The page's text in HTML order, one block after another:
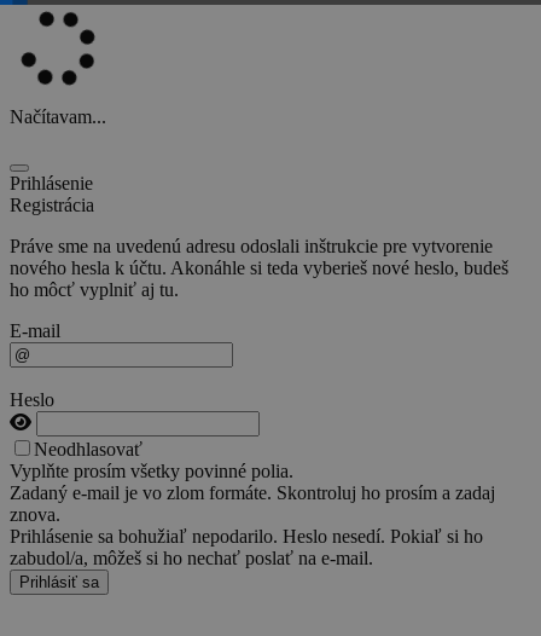
Načítavam...
Prihlásenie
Registrácia
Práve sme na uvedenú adresu odoslali inštrukcie pre vytvorenie
nového hesla k účtu. Akonáhle si teda vyberieš nové heslo, budeš
ho môcť vyplniť aj tu.
E-mail
Heslo
Neodhlasovať
Vyplňte prosím všetky povinné polia.
Zadaný e-mail je vo zlom formáte. Skontroluj ho prosím a zadaj
znova.
Prihlásenie sa bohužiaľ nepodarilo. Heslo nesedí. Pokiaľ si ho
zabudol/a, môžeš si ho nechať poslať na e-mail.
Prihlásiť sa